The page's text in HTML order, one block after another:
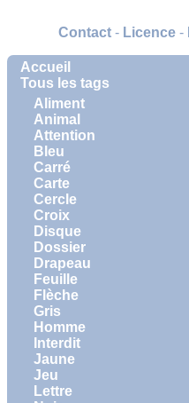
Accueil
Tous les tags
Aliment
Animal
Attention
Bleu
Carré
Carte
Cercle
Croix
Disque
Dossier
Drapeau
Feuille
Flèche
Gris
Homme
Interdit
Jaune
Jeu
Lettre
Contact- Licence-